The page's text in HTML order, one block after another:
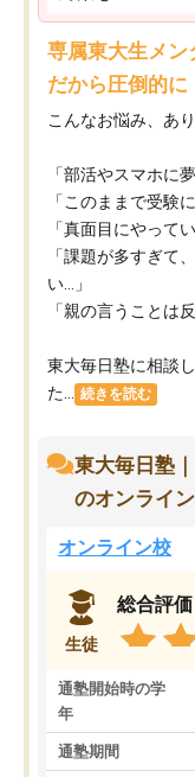
専属東大生メン
だから圧倒的に
こんなお悩み、あ
「部活やスマホに
「このままで受験
「真面目にやって
「課題が多すぎて
い…」
「親の言うことは
東大毎日塾に相談
た...
続きを読む
東大毎日塾
のオンライ
オンライン校
生徒
総合評価
通塾開始時の学
年
通塾期間